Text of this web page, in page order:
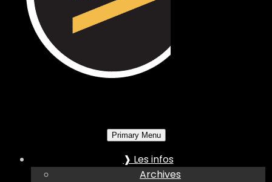
Primary Menu
❱ Les infos
Archives